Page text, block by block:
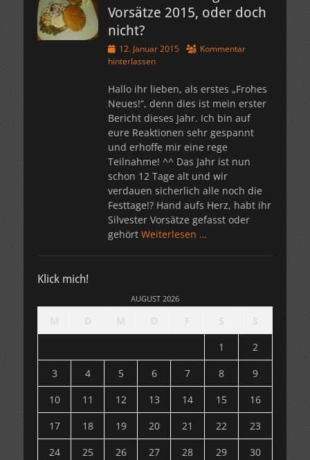
Vorsätze 2015, oder doch
nicht?
Veröffentlicht
am
12. Januar 2015
Kommentar
hinterlassen
Hallo ihr lieben, als erstes „Frohes
Neues!“, denn dies ist mein erster
Bericht dieses Jahr. Ich bin auf
eure Reaktionen sehr gespannt
und erhoffe mir eine rege
Teilnahme! ^^ Das Jahr ist nun
schon 12 Tage alt und wir
verdauen sicherlich alle noch die
Festtage!? Hand aufs Herz, habt ihr
Silvester Vorsätze gefasst oder
gehört Weiterlesen …
Klick mich!
AUGUST 2026
1
2
3
4 5 6 7 8
9
10
11 12 13 14 15
16
17
18 19 20 21 22
23
24
25 26 27 28 29
30